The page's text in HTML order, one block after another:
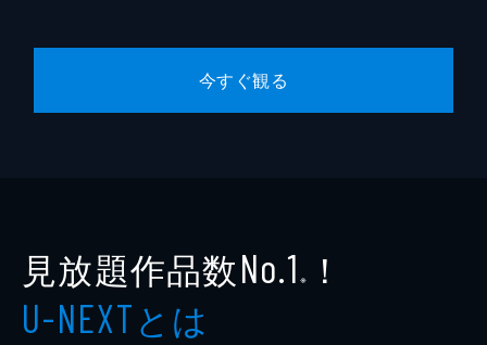
ドラマの現場、事故や幽霊物件、幽体離脱の
科学、ソルフェジオ周波数などだ。
セクシー業界のタブー、宇宙人に童貞を奪わ
れた男、池田山公園、ビリケンさんなどだ。
55分
今すぐ観る
見放題作品数No.1 ※ ！
U-NEXTとは